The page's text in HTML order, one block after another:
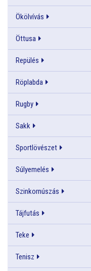
Ökölvívás
Öttusa
Repülés
Röplabda
Rugby
Sakk
Sportlövészet
Súlyemelés
Szinkornúszás
Tájfutás
Teke
Tenisz